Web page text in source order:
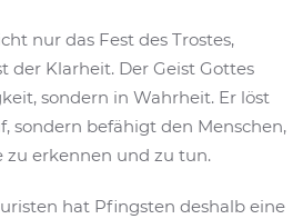
nur das Fest des Trostes,
der Klarheit. Der Geist Gottes
sondern in Wahrheit. Er löst
sondern befähigt den Menschen,
zu erkennen und zu tun.
hat Pfingsten deshalb eine